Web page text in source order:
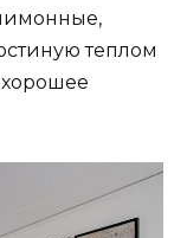
теплом
хорошее